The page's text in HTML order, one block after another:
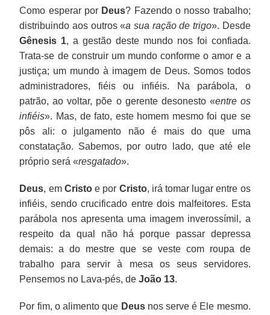
Como esperar por Deus? Fazendo o nosso trabalho;
distribuindo aos outros «a sua ração de trigo». Desde
Gênesis 1, a gestão deste mundo nos foi confiada.
Trata-se de construir um mundo conforme o amor e a
justiça; um mundo à imagem de Deus. Somos todos
administradores, fiéis ou infiéis. Na parábola, o
patrão, ao voltar, põe o gerente desonesto «entre os
infiéis». Mas, de fato, este homem mesmo foi que se
pôs ali: o julgamento não é mais do que uma
constatação. Sabemos, por outro lado, que até ele
próprio será «resgatado».
Deus, em Cristoe por Cristo, irá tomar lugar entre os
infiéis, sendo crucificado entre dois malfeitores. Esta
parábola nos apresenta uma imagem inverossímil, a
respeito da qual não há porque passar depressa
demais: a do mestre que se veste com roupa de
trabalho para servir à mesa os seus servidores.
Pensemos no Lava-pés, de João 13.
Por fim, o alimento que Deusnos serve é Ele mesmo.